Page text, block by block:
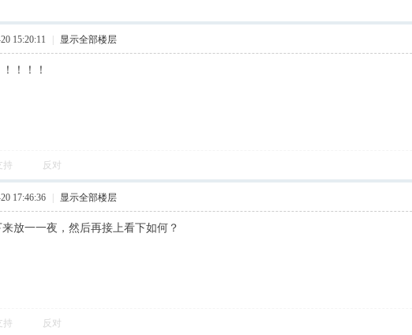
15:20:11 显示全部楼层
！！！
持 反对
17:46:36 显示全部楼层
放一一夜，然后再接上看下如何？
持 反对